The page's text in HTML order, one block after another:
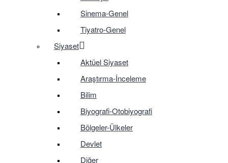
Sinema-Genel
Tiyatro-Genel
Siyaset
Aktüel Siyaset
Araştırma-İnceleme
Bilim
Biyografi-Otobiyografi
Bölgeler-Ülkeler
Devlet
Diğer